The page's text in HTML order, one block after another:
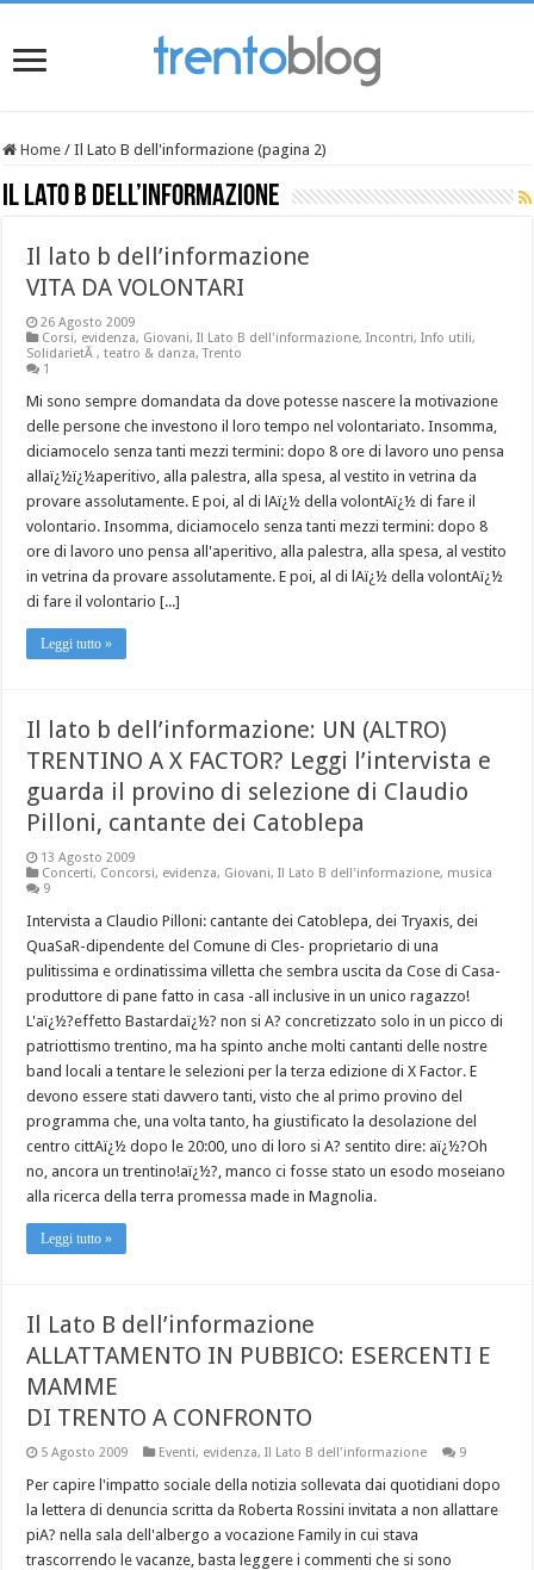
Home / Il Lato B dell'informazione (pagina 2)
Il Lato B dell’informazione
Il lato b dell’informazione
VITA DA VOLONTARI
26 Agosto 2009
Corsi, evidenza, Giovani,Il Lato B dell'informazione,Incontri,Info utili,
SolidarietÃ,teatro & danza,Trento
1
Mi sono sempre domandata da dove potesse nascere la motivazione
delle persone che investono il loro tempo nel volontariato. Insomma,
diciamocelo senza tanti mezzi termini: dopo 8 ore di lavoro uno pensa
allaï¿½ï¿½aperitivo, alla palestra, alla spesa, al vestito in vetrina da
provare assolutamente. E poi, al di lAï¿½ della volontAï¿½ di fare il
volontario. Insomma, diciamocelo senza tanti mezzi termini: dopo 8
ore di lavoro uno pensa all'aperitivo, alla palestra, alla spesa, al vestito
in vetrina da provare assolutamente. E poi, al di lAï¿½ della volontAï¿½
di fare il volontario [...]
Leggi tutto »
Il lato b dell’informazione: UN (ALTRO)
TRENTINO A X FACTOR? Leggi l’intervista e
guarda il provino di selezione di Claudio
Pilloni, cantante dei Catoblepa
13 Agosto 2009
Concerti, Concorsi, evidenza, Giovani,Il Lato B dell'informazione, musica
9
Intervista a Claudio Pilloni: cantante dei Catoblepa, dei Tryaxis, dei
QuaSaR-dipendente del Comune di Cles- proprietario di una
pulitissima e ordinatissima villetta che sembra uscita da Cose di Casa-
produttore di pane fatto in casa -all inclusive in un unico ragazzo!
L'aï¿½?effetto Bastardaï¿½? non si A? concretizzato solo in un picco di
patriottismo trentino, ma ha spinto anche molti cantanti delle nostre
band locali a tentare le selezioni per la terza edizione di X Factor. E
devono essere stati davvero tanti, visto che al primo provino del
programma che, una volta tanto, ha giustificato la desolazione del
centro cittAï¿½ dopo le 20:00, uno di loro si A? sentito dire: aï¿½?Oh
no, ancora un trentino!aï¿½?, manco ci fosse stato un esodo moseiano
alla ricerca della terra promessa made in Magnolia.
Leggi tutto »
Il Lato B dell’informazione
ALLATTAMENTO IN PUBBICO: ESERCENTI E
MAMME
DI TRENTO A CONFRONTO
5 Agosto 2009 Eventi, evidenza,Il Lato B dell'informazione 9
Per capire l'impatto sociale della notizia sollevata dai quotidiani dopo
la lettera di denuncia scritta da Roberta Rossini invitata a non allattare
piA? nella sala dell'albergo a vocazione Family in cui stava
trascorrendo le vacanze, basta leggere i commenti che si sono